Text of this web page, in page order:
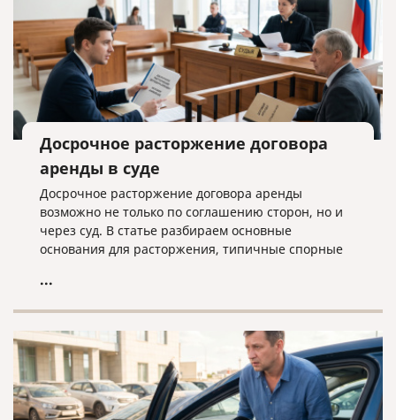
Досрочное расторжение договора
аренды в суде
Досрочное расторжение договора аренды
возможно не только по соглашению сторон, но и
через суд. В статье разбираем основные
основания для расторжения, типичные спорные
нужно проверять заранее.
...